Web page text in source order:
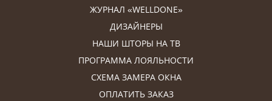
ЖУРНАЛ «WELLDONE»
ДИЗАЙНЕРЫ
НАШИ ШТОРЫ НА ТВ
ПРОГРАММА ЛОЯЛЬНОСТИ
СХЕМА ЗАМЕРА ОКНА
ОПЛАТИТЬ ЗАКАЗ